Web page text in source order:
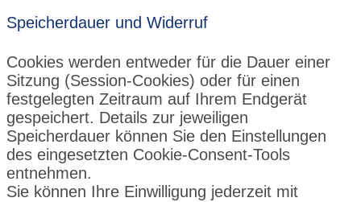
Speicherdauer und Widerruf
Cookies werden entweder für die Dauer einer
Sitzung (Session-Cookies) oder für einen
festgelegten Zeitraum auf Ihrem Endgerät
gespeichert. Details zur jeweiligen
Speicherdauer können Sie den Einstellungen
des eingesetzten Cookie-Consent-Tools
entnehmen.
Sie können Ihre Einwilligung jederzeit mit